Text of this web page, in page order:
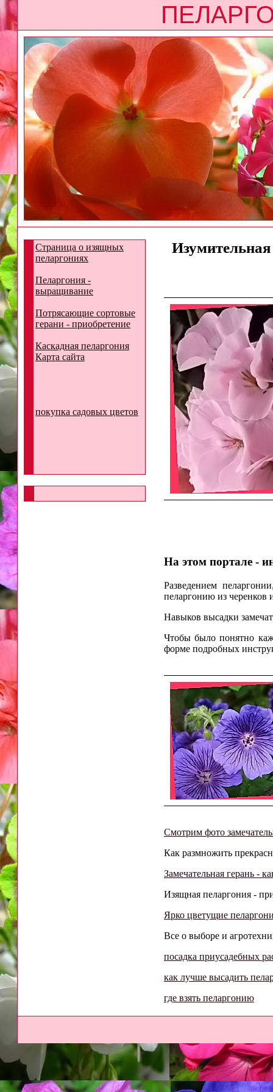
Страница о изящных
пеларгониях
Пеларгония -
выращивание
Потрясающие сортовые
герани - приобретение
Каскадная пеларгония
Карта сайта
покупка садовых цветов
Изумительная
На этом портале -
Разведением
пеларгонию из черенков
Навыков высадки
Чтобы было понятно
форме подробных
Смотрим фото
Как размножить
Замечательная герань -
Изящная пеларгония -
Ярко цветущие
Все о выборе и
посадка приусадебных
как лучше высадить
где взять пеларгонию